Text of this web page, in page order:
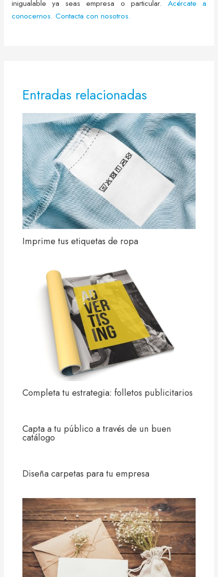
inigualable ya seas empresa o particular. Acércate a
conocernos. Contacta con nosotros.
Entradas relacionadas
Imprime tus etiquetas de ropa
Completa tu estrategia: folletos publicitarios
Capta a tu público a través de un buen
catálogo
Diseña carpetas para tu empresa